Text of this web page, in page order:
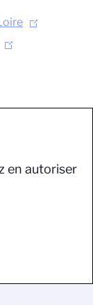
en autoriser